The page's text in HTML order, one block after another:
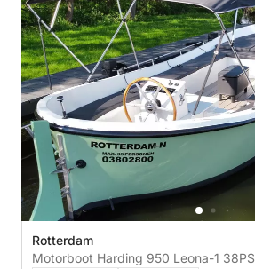
Rotterdam
Motorboot Harding 950 Leona-1 38PS